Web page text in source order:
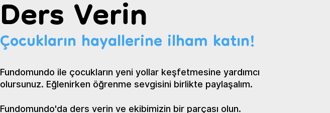
Ders Verin
Çocukların hayallerine ilham katın!
Fundomundo ile çocukların yeni yollar keşfetmesine yardımcı
olursunuz. Eğlenirken öğrenme sevgisini birlikte paylaşalım.
Fundomundo'da ders verin ve ekibimizin bir parçası olun.